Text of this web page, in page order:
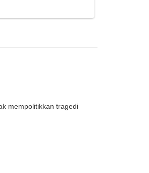
mempolitikkan tragedi